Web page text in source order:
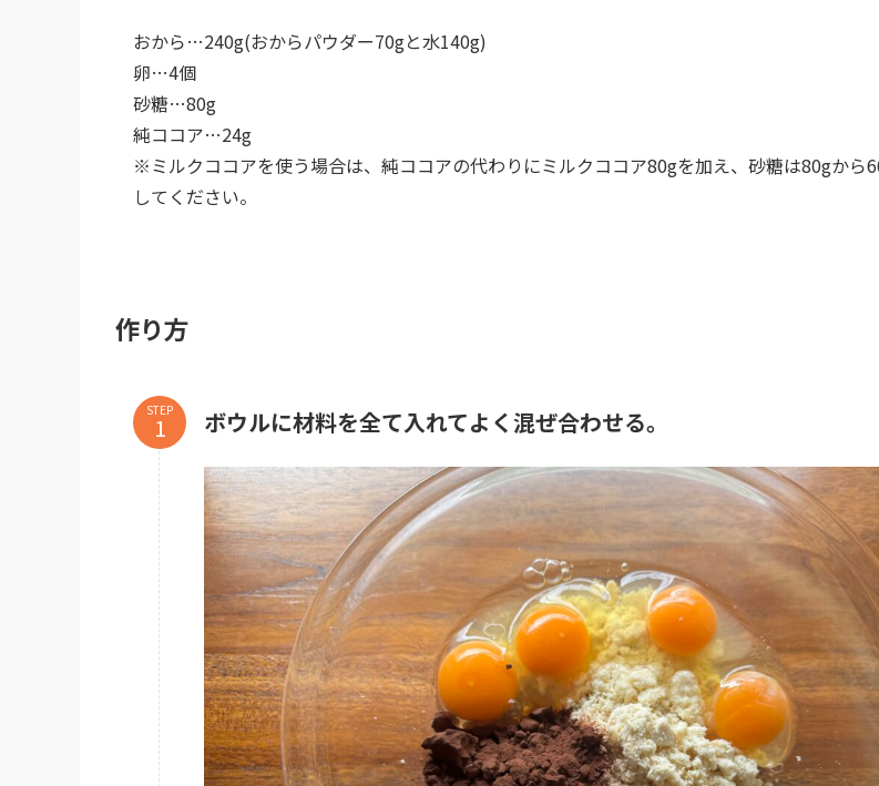
おから…240g(おからパウダー70gと水140g)
卵…4個
砂糖…80g
純ココア…24g
※ミルクココアを使う場合は、純ココアの代わりにミルクココア80gを加え、砂糖は80gから
してください。
作り方
STEP ボウルに材料を全て入れてよく混ぜ合わせる。